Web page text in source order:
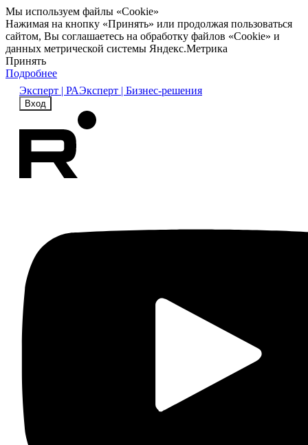
Мы используем файлы «Cookie»
Нажимая на кнопку «Принять» или продолжая пользоваться
сайтом, Вы соглашаетесь на обработку файлов «Cookie» и
данных метрической системы Яндекс.Метрика
Принять
Подробнее
Эксперт | РАЭксперт | Бизнес-решения
Вход